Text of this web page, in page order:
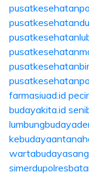
farmasiuad.id
budayakita.id